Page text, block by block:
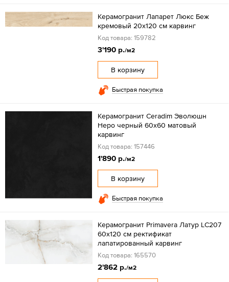
Керамогранит Лапарет Люкс Беж
кремовый 20x120 см карвинг
Код товара: 159782
3'190 р./м2
В корзину
Быстрая покупка
Керамогранит Ceradim Эволюшн
Неро черный 60x60 матовый
карвинг
Код товара: 157446
1'890 р./м2
В корзину
Быстрая покупка
Керамогранит Primavera Латур LC207
60x120 см ректификат
лапатированный карвинг
Код товара: 165570
2'862 р./м2